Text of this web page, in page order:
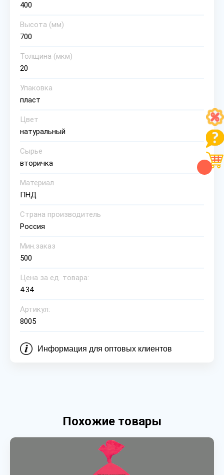
400
Высота (мм)
700
Толщина (мкм)
20
Упаковка
пласт
Цвет
натуральный
Сырье
вторичка
Материал
ПНД
Страна производитель
Россия
Мин.заказ
500
Цена за ед. товара:
4.34
Артикул:
8005
Информация для оптовых клиентов
Похожие товары